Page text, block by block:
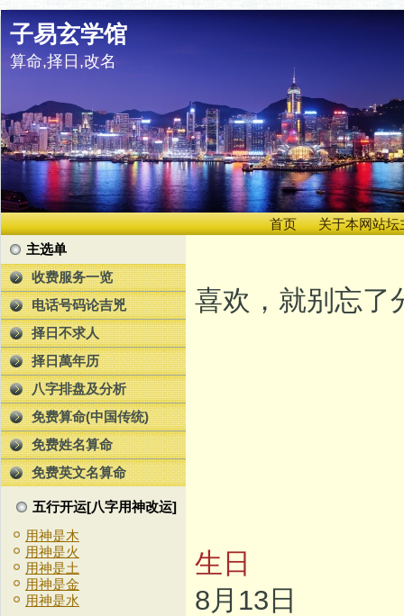
子易玄学馆
算命,择日,改名
首页
关于本网站坛
主选单
收费服务一览
电话号码论吉兇
择日不求人
择日萬年历
八字排盘及分析
免费算命(中国传统)
免费姓名算命
免费英文名算命
五行开运[八字用神改运]
用神是木
用神是火
用神是土
用神是金
用神是水
喜欢，就别忘了
生日
8月13日